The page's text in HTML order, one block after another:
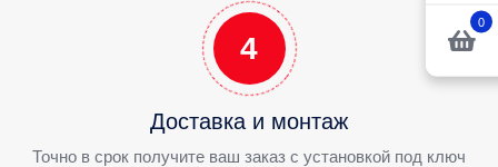
0
4
Доставка и монтаж
Точно в срок получите ваш заказ с установкой под ключ